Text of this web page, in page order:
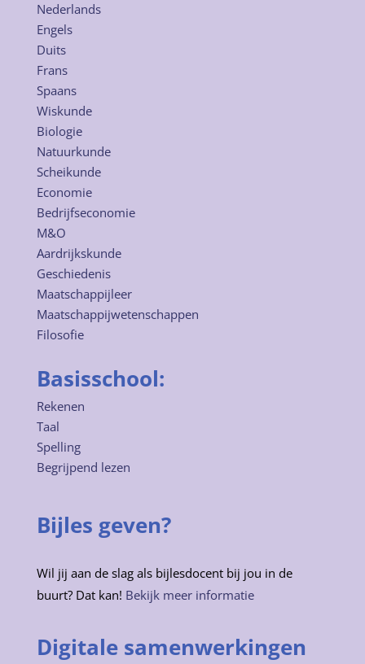
Nederlands
Engels
Duits
Frans
Spaans
Wiskunde
Biologie
Natuurkunde
Scheikunde
Economie
Bedrijfseconomie
M&O
Aardrijkskunde
Geschiedenis
Maatschappijleer
Maatschappijwetenschappen
Filosofie
Basisschool:
Rekenen
Taal
Spelling
Begrijpend lezen
Bijles geven?
Wil jij aan de slag als bijlesdocent bij jou in de
buurt? Dat kan! Bekijk meer informatie
Digitale samenwerkingen